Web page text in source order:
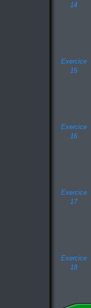
14
Exercice
15
Exercice
16
Exercice
17
Exercice
18